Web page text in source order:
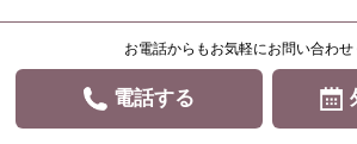
お電話からもお気軽にお問い合わせ
電話する